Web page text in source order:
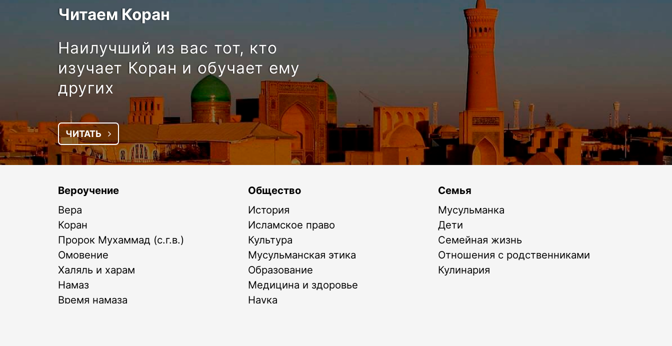
Читаем Коран
Наилучший из вас тот, кто
изучает Коран и обучает ему
других
ЧИТАТЬ
Вероучение
Вера
Коран
Пророк Мухаммад (с.г.в.)
Омовение
Халяль и харам
Намаз
Время намаза
Общество
История
Исламское право
Культура
Мусульманская этика
Образование
Медицина и здоровье
Наука
Семья
Мусульманка
Дети
Семейная жизнь
Отношения с родственниками
Кулинария